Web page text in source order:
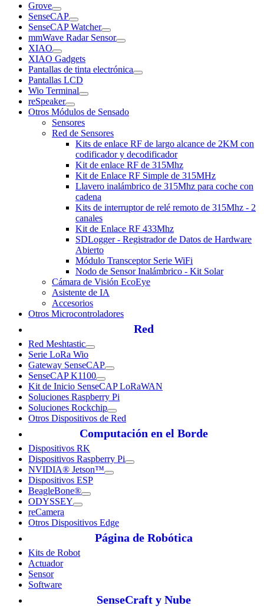
Grove
SenseCAP
SenseCAP Watcher
mmWave Radar Sensor
XIAO
XIAO Gadgets
Pantallas de tinta electrónica
Pantallas LCD
Wio Terminal
reSpeaker
Otros Módulos de Sensado
Sensores
Red de Sensores
Kits de enlace RF de largo alcance de 2KM con
codificador y decodificador
Kit de enlace RF de 315Mhz
Kit de Enlace RF Simple de 315MHz
Llavero inalámbrico de 315Mhz para coche con
cadena
Kits de interruptor de relé remoto de 315Mhz - 2
canales
Kit de Enlace RF 433Mhz
SDLogger - Registrador de Datos de Hardware
Abierto
Módulo Transceptor Serie WiFi
Nodo de Sensor Inalámbrico - Kit Solar
Cámara de Visión EcoEye
Asistente de IA
Accesorios
Otros Microcontroladores
Red
Red Meshtastic
Serie LoRa Wio
Gateway SenseCAP
SenseCAP K1100
Kit de Inicio SenseCAP LoRaWAN
Soluciones Raspberry Pi
Soluciones Rockchip
Otros Dispositivos de Red
Computación en el Borde
Dispositivos RK
Dispositivos Raspberry Pi
NVIDIA® Jetson™
Dispositivos ESP
BeagleBone®
ODYSSEY
reCamera
Otros Dispositivos Edge
Página de Robótica
Kits de Robot
Actuador
Sensor
Software
SenseCraft y Nube